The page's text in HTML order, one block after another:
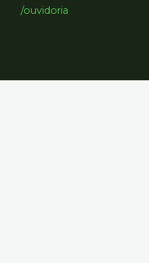
/ouvidoria